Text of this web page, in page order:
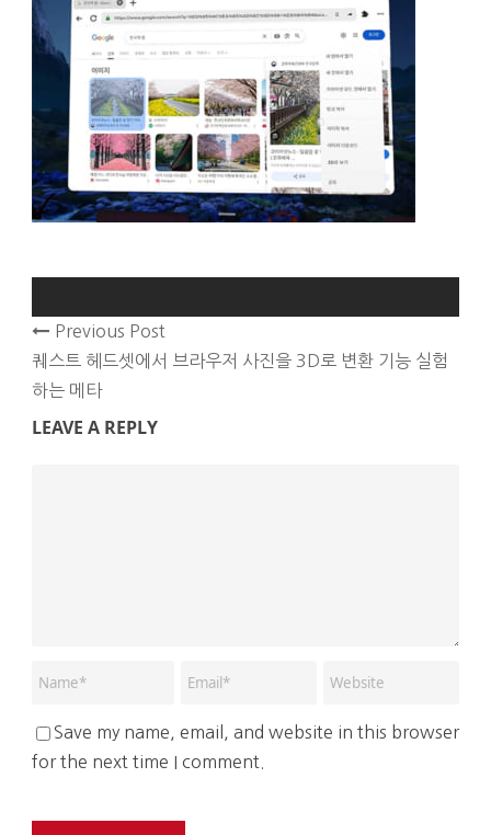
Previous Post
퀘스트 헤드셋에서 브라우저 사진을 3D로 변환 기능 실험
하는 메타
LEAVE A REPLY
Save my name, email, and website in this browser
for the next time I comment.